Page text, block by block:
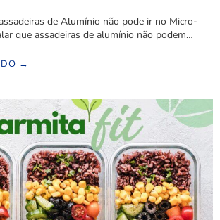
de Alumínio não pode ir no Micro-
que assadeiras de alumínio não podem…
→